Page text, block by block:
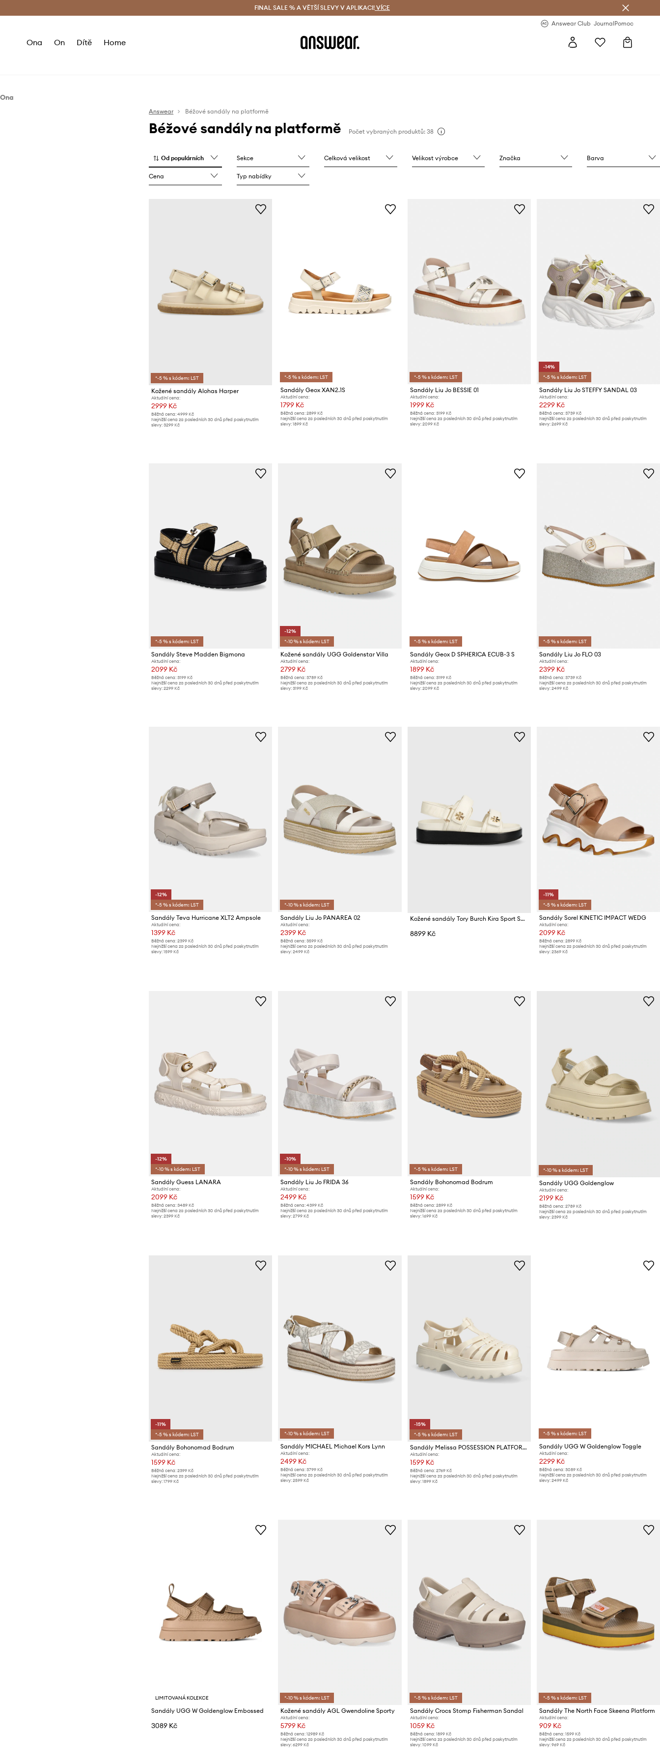
Doručení a vrácení zdarma (od 1800 Kč) Doručení i do 24 h
FINAL SALE % A VĚTŠÍ SLEVY V APLIKACI! VÍCE
Answear Club JournalPomoc
Ona On Dítě Home
Ona
Answear Béžové sandály na platformě
Béžové sandály na platformě Počet vybraných produktů: 38
Od populárních Sekce Celková velikost Velikost výrobce Značka Barva
Cena Typ nabídky
*-5 % s kódem: LST
Kožené sandály Alohas Harper
Aktuální cena:
2999 Kč
Běžná cena: 4999 Kč
Nejnižší cena za posledních 30 dnů před poskytnutím
slevy: 3299 Kč
*-5 % s kódem: LST
Sandály Geox XAN2.1S
Aktuální cena:
1799 Kč
Běžná cena: 2899 Kč
Nejnižší cena za posledních 30 dnů před poskytnutím
slevy: 1899 Kč
*-5 % s kódem: LST
Sandály Liu Jo BESSIE 01
Aktuální cena:
1999 Kč
Běžná cena: 3199 Kč
Nejnižší cena za posledních 30 dnů před poskytnutím
slevy: 2099 Kč
-14%
*-5 % s kódem: LST
Sandály Liu Jo STEFFY SANDAL 03
Aktuální cena:
2299 Kč
Běžná cena: 3739 Kč
Nejnižší cena za posledních 30 dnů před poskytnutím
slevy: 2699 Kč
*-5 % s kódem: LST
Sandály Steve Madden Bigmona
Aktuální cena:
2099 Kč
Běžná cena: 3199 Kč
Nejnižší cena za posledních 30 dnů před poskytnutím
slevy: 2299 Kč
-12%
*-10 % s kódem: LST
Kožené sandály UGG Goldenstar Villa
Aktuální cena:
2799 Kč
Běžná cena: 3789 Kč
Nejnižší cena za posledních 30 dnů před poskytnutím
slevy: 3199 Kč
*-5 % s kódem: LST
Sandály Geox D SPHERICA ECUB-3 S
Aktuální cena:
1899 Kč
Běžná cena: 3199 Kč
Nejnižší cena za posledních 30 dnů před poskytnutím
slevy: 2099 Kč
*-5 % s kódem: LST
Sandály Liu Jo FLO 03
Aktuální cena:
2399 Kč
Běžná cena: 3739 Kč
Nejnižší cena za posledních 30 dnů před poskytnutím
slevy: 2499 Kč
-12%
*-5 % s kódem: LST
Sandály Teva Hurricane XLT2 Ampsole
Aktuální cena:
1399 Kč
Běžná cena: 2399 Kč
Nejnižší cena za posledních 30 dnů před poskytnutím
slevy: 1599 Kč
*-10 % s kódem: LST
Sandály Liu Jo PANAREA 02
Aktuální cena:
2399 Kč
Běžná cena: 3599 Kč
Nejnižší cena za posledních 30 dnů před poskytnutím
slevy: 2499 Kč
Kožené sandály Tory Burch Kira Sport Sandal
8899 Kč
-11%
*-5 % s kódem: LST
Sandály Sorel KINETIC IMPACT WEDG
Aktuální cena:
2099 Kč
Běžná cena: 2899 Kč
Nejnižší cena za posledních 30 dnů před poskytnutím
slevy: 2369 Kč
-12%
*-10 % s kódem: LST
Sandály Guess LANARA
Aktuální cena:
2099 Kč
Běžná cena: 3489 Kč
Nejnižší cena za posledních 30 dnů před poskytnutím
slevy: 2399 Kč
-10%
*-10 % s kódem: LST
Sandály Liu Jo FRIDA 36
Aktuální cena:
2499 Kč
Běžná cena: 4399 Kč
Nejnižší cena za posledních 30 dnů před poskytnutím
slevy: 2799 Kč
*-5 % s kódem: LST
Sandály Bohonomad Bodrum
Aktuální cena:
1599 Kč
Běžná cena: 2899 Kč
Nejnižší cena za posledních 30 dnů před poskytnutím
slevy: 1699 Kč
*-10 % s kódem: LST
Sandály UGG Goldenglow
Aktuální cena:
2199 Kč
Běžná cena: 2789 Kč
Nejnižší cena za posledních 30 dnů před poskytnutím
slevy: 2399 Kč
-11%
*-5 % s kódem: LST
Sandály Bohonomad Bodrum
Aktuální cena:
1599 Kč
Běžná cena: 2399 Kč
Nejnižší cena za posledních 30 dnů před poskytnutím
slevy: 1799 Kč
*-10 % s kódem: LST
Sandály MICHAEL Michael Kors Lynn
Aktuální cena:
2499 Kč
Běžná cena: 3799 Kč
Nejnižší cena za posledních 30 dnů před poskytnutím
slevy: 2599 Kč
-15%
*-5 % s kódem: LST
Sandály Melissa POSSESSION PLATFORM II AD
Aktuální cena:
1599 Kč
Běžná cena: 2769 Kč
Nejnižší cena za posledních 30 dnů před poskytnutím
slevy: 1899 Kč
*-5 % s kódem: LST
Sandály UGG W Goldenglow Toggle
Aktuální cena:
2299 Kč
Běžná cena: 3089 Kč
Nejnižší cena za posledních 30 dnů před poskytnutím
slevy: 2499 Kč
LIMITOVANÁ KOLEKCE
Sandály UGG W Goldenglow Embossed
3089 Kč
*-10 % s kódem: LST
Kožené sandály AGL Gwendoline Sporty
Aktuální cena:
5799 Kč
Běžná cena: 12989 Kč
Nejnižší cena za posledních 30 dnů před poskytnutím
slevy: 6299 Kč
*-5 % s kódem: LST
Sandály Crocs Stomp Fisherman Sandal
Aktuální cena:
1059 Kč
Běžná cena: 1899 Kč
Nejnižší cena za posledních 30 dnů před poskytnutím
slevy: 1099 Kč
*-5 % s kódem: LST
Sandály The North Face Skeena Platform
Aktuální cena:
909 Kč
Běžná cena: 1599 Kč
Nejnižší cena za posledních 30 dnů před poskytnutím
slevy: 969 Kč